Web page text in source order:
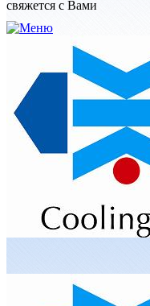
свяжется с Вами